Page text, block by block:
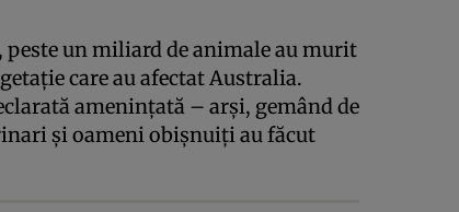
un miliard de animale au murit
care au afectat Australia.
ameninţată – arşi, gemând de
şi oameni obişnuiţi au făcut